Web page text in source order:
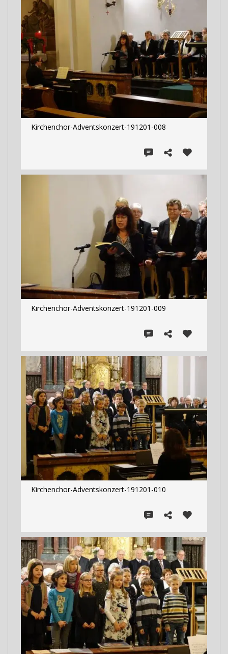
Kirchenchor-Adventskonzert-191201-008
Kirchenchor-Adventskonzert-191201-009
Kirchenchor-Adventskonzert-191201-010